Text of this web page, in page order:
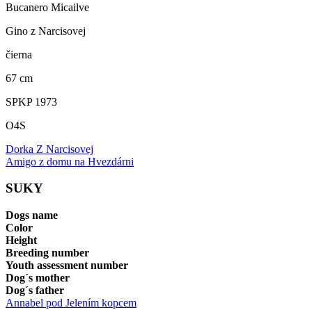
Bucanero Micailve
Gino z Narcisovej
čierna
67 cm
SPKP 1973
O4S
Dorka Z Narcisovej
Amigo z domu na Hvezdárni
SUKY
Dogs name
Color
Height
Breeding number
Youth assessment number
Dog´s mother
Dog´s father
Annabel pod Jelením kopcem